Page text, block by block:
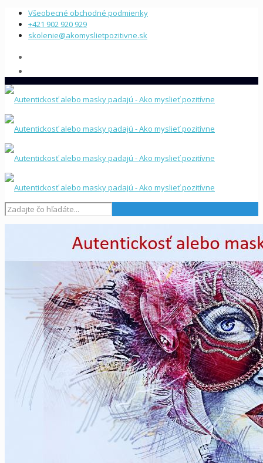
Všeobecné obchodné podmienky
+421 902 920 929
skolenie@akomyslietpozitivne.sk